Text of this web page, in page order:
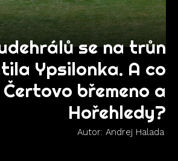
se na trůn
Ypsilonka. A co
Čertovo břemeno a
Hořehledy?
Autor: Andrej Halada